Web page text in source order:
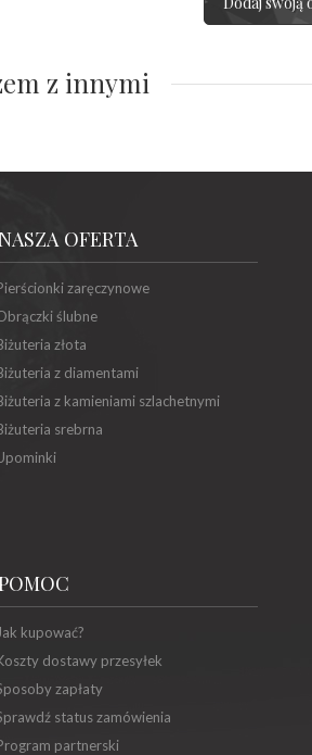
z innymi
OFERTA
zaręczynowe
ślubne
złota
z diamentami
z kamieniami szlachetnymi
srebrna
Jak kupować?
dostawy przesyłek
zapłaty
status zamówienia
partnerski